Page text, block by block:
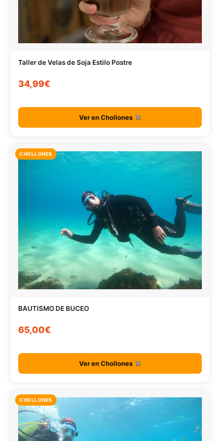
Taller de Velas de Soja Estilo Postre
34,99€
Ver en Chollones
CHOLLONES
BAUTISMO DE BUCEO
65,00€
Ver en Chollones
CHOLLONES